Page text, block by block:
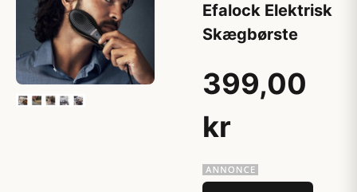
Efalock Elektrisk
Skægbørste
399,00
kr